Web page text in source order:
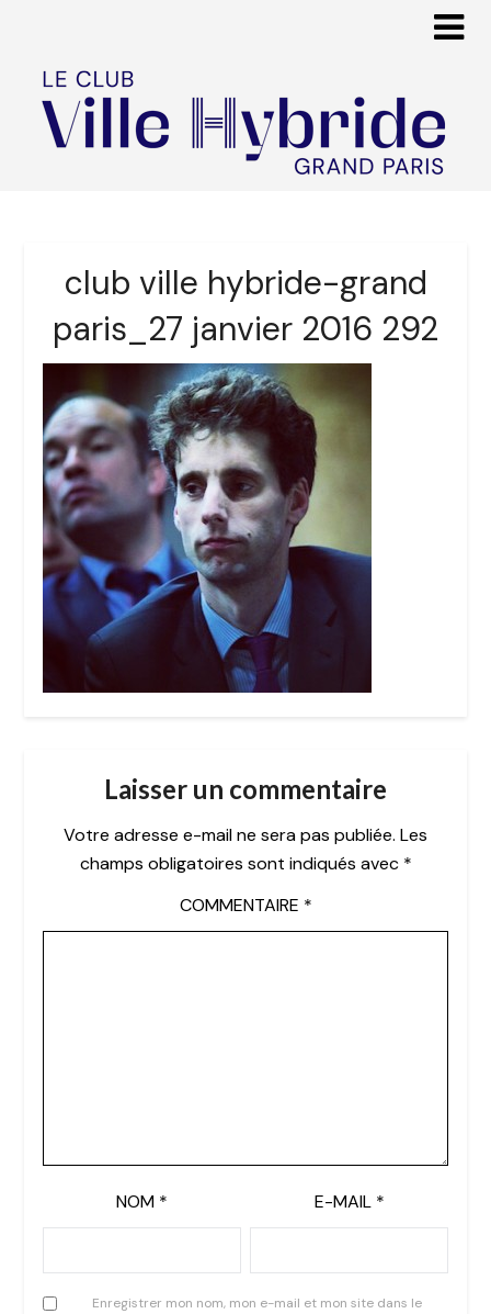
club ville hybride-grand
paris_27 janvier 2016 292
Laisser un commentaire
Votre adresse e-mail ne sera pas publiée. Les
champs obligatoires sont indiqués avec *
COMMENTAIRE *
NOM * E-MAIL *
Enregistrer mon nom, mon e-mail et mon site dans le